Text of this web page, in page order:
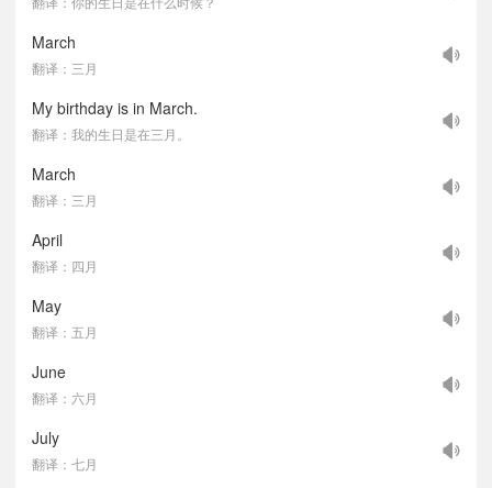
March
翻译：三月
My birthday is in March.
翻译：我的生日是在三月。
March
翻译：三月
April
翻译：四月
May
翻译：五月
June
翻译：六月
July
翻译：七月